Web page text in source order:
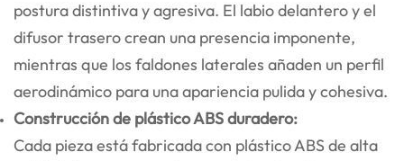
postura distintiva y agresiva. El labio delantero y el
difusor trasero crean una presencia imponente,
mientras que los faldones laterales añaden un perfil
aerodinámico para una apariencia pulida y cohesiva.
Construcción de plástico ABS duradero:
Cada pieza está fabricada con plástico ABS de alta